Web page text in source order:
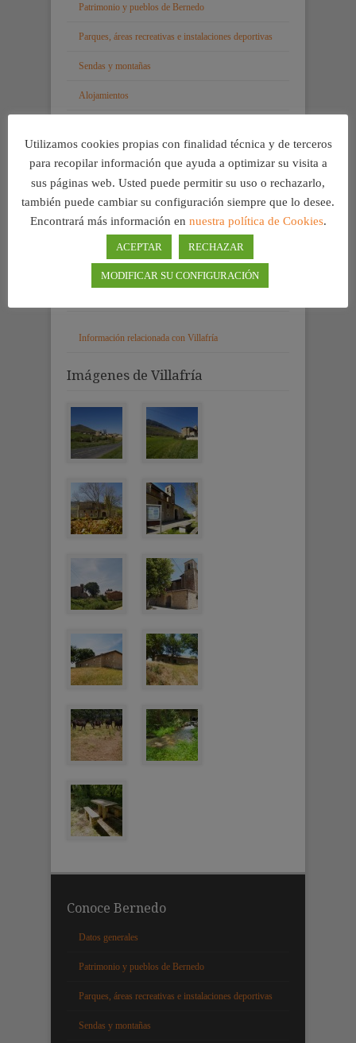
Patrimonio y pueblos de Bernedo
Parques, áreas recreativas e instalaciones deportivas
Sendas y montañas
Alojamientos
Fiestas, ferias y tradición
Gastronomía
Mapa turístico de la zona
Información relacionada con Villafría
Imágenes de Villafría
Conoce Bernedo
Datos generales
Patrimonio y pueblos de Bernedo
Parques, áreas recreativas e instalaciones deportivas
Sendas y montañas
Utilizamos cookies propias con finalidad técnica y de terceros
para recopilar información que ayuda a optimizar su visita a
sus páginas web. Usted puede permitir su uso o rechazarlo,
también puede cambiar su configuración siempre que lo desee.
Encontrará más información en nuestra política de Cookies.
ACEPTAR RECHAZAR
MODIFICAR SU CONFIGURACIÓN